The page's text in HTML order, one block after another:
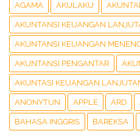
AGAMA AKULAKU
AKUNTANSI KEUANGAN
AKUNTANSI KEUANGAN
AKUNTANSI PENGANTAR
AKUNTASI KEUANGAN
ANONYTUN APPLE ARD
BAHASA INGGRIS BAREKSA